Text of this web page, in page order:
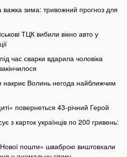
важка зима: тривожний прогноз для
ТЦК вибили вікно авто у
час сварки вдарила чоловіка
накриє Волинь негода найближчим
повернеться 43-річний Герой
з карток українців по 200 гривень:
пошти» шваброю виштовхали